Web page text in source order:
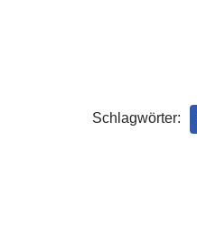
Schlagwörter: